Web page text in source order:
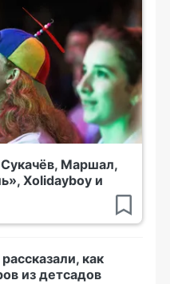
Маршал,
Xolidayboy и
как
из детсадов